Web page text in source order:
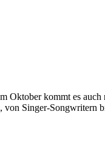
Oktober kommt es
von Singer-Songwritern